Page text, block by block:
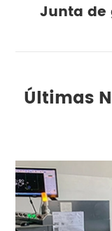
Junta de
Últimas